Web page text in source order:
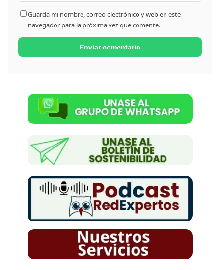
Guarda mi nombre, correo electrónico y web en este
navegador para la próxima vez que comente.